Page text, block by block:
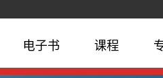
电子书 课程